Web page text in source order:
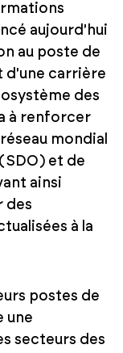
aujourd'hui
au poste de
d'une carrière
des
à renforcer
mondial
et de
ainsi
des
à la
postes de
une
secteurs des